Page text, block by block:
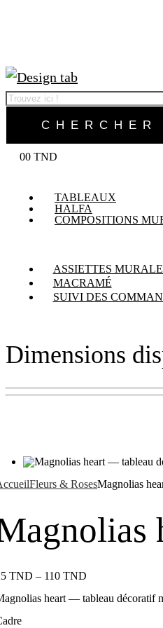
00 TND
TABLEAUX
HALFA
COMPOSITIONS
ASSIETTES
MACRAMÉ
SUIVI DES
Dimensions
Fleurs & RosesMagnolias
TND – 110 TND
heart — tableau décoratif